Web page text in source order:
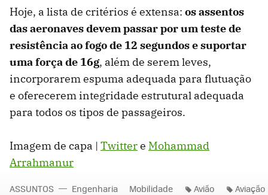
Hoje, a lista de critérios é extensa: os assentos
das aeronaves devem passar por um teste de
resistência ao fogo de 12 segundos e suportar
uma força de 16g, além de serem leves,
incorporarem espuma adequada para flutuação
e oferecerem integridade estrutural adequada
para todos os tipos de passageiros.
Imagem de capa | Twittere Mohammad
Arrahmanur
ASSUNTOS Engenharia Mobilidade Avião Aviação